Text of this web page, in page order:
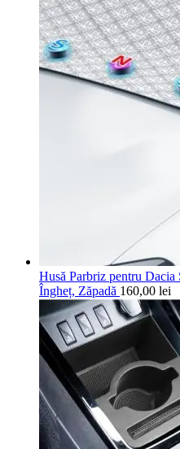
Husă Parbriz pentru Dacia
Îngheț, Zăpadă 160,00 lei